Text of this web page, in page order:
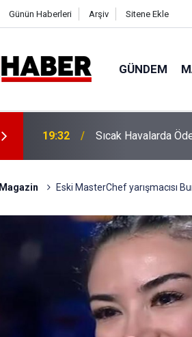
Günün Haberleri Arşiv Sitene Ekle
GÜNDEM
19:32 Sıcak Havalarda
Magazin Eski MasterChef yarışmacısı